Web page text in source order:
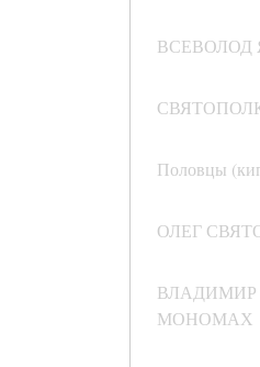
ВСЕВОЛОД
Половцы
ОЛЕГ
МОНОМАХ